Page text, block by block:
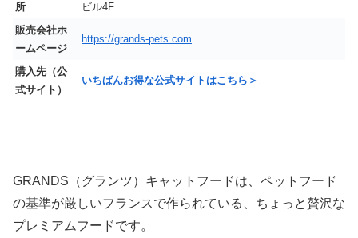
所
ビル4F
販売会社ホ
ームページ
https://grands-pets.com
購入先（公
式サイト）
いちばんお得な公式サイトはこちら＞
GRANDS（グランツ）キャットフードは、ペットフード
の基準が厳しいフランスで作られている、ちょっと贅沢な
プレミアムフードです。